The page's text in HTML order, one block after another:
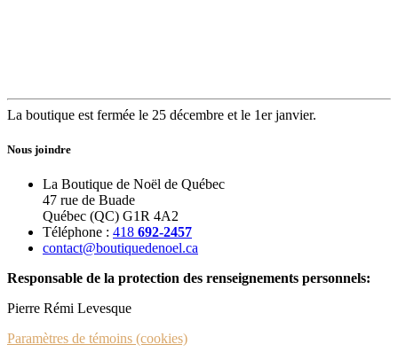
La boutique est fermée le 25 décembre et le 1er janvier.
Nous joindre
La Boutique de Noël de Québec
47 rue de Buade
Québec (QC) G1R 4A2
Téléphone : 418 692-2457
contact@boutiquedenoel.ca
Responsable de la protection des renseignements personnels:
Pierre Rémi Levesque
Paramètres de témoins (cookies)